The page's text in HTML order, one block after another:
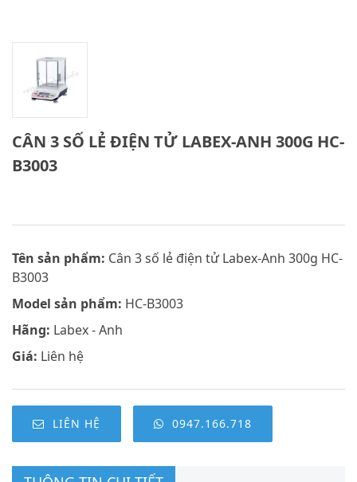
CÂN 3 SỐ LẺ ĐIỆN TỬ LABEX-ANH 300G HC-
B3003
Tên sản phẩm: Cân 3 số lẻ điện tử Labex-Anh 300g HC-
B3003
Model sản phẩm: HC-B3003
Hãng: Labex - Anh
Giá: Liên hệ
LIÊN HỆ 0947.166.718